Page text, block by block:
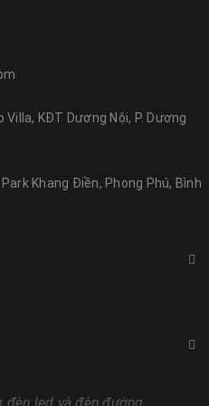
Villa, KĐT Dương Nội, P. Dương
Khang Điền, Phong Phú, Bình